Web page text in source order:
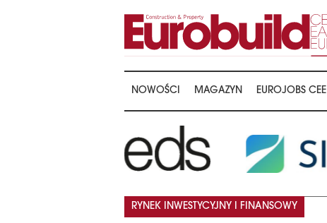
NOWOŚCI MAGAZYN EUROJOBS CEE
RYNEK INWESTYCYJNY I FINANSOWY